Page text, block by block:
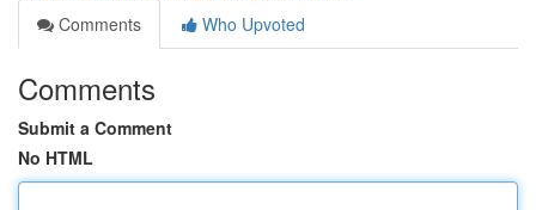
Comments
Who Upvoted
Comments
Submit a Comment
No HTML